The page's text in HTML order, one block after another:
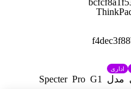
اداری